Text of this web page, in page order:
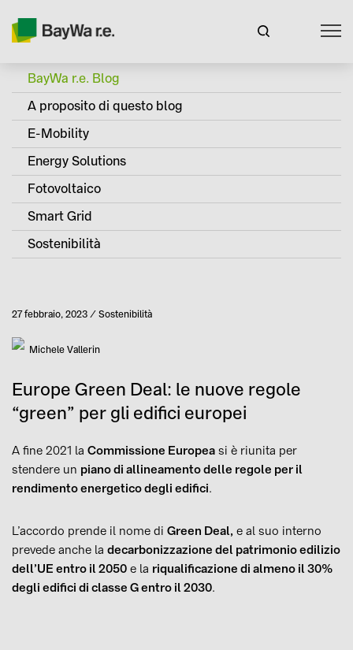
BayWa r.e. Blog
A proposito di questo blog
E-Mobility
Energy Solutions
Fotovoltaico
Smart Grid
Sostenibilità
Pubblicato
27 febbraio, 2023 Categoria
Sostenibilità
AutoreMichele Vallerin
Europe Green Deal: le nuove regole
“green” per gli edifici europei
A fine 2021 la Commissione Europea si è riunita per
stendere un piano di allineamento delle regole per il
rendimento energetico degli edifici.
L’accordo prende il nome di Green Deal, e al suo interno
prevede anche la decarbonizzazione del patrimonio edilizio
dell’UE entro il 2050 e la riqualificazione di almeno il 30%
degli edifici di classe G entro il 2030.